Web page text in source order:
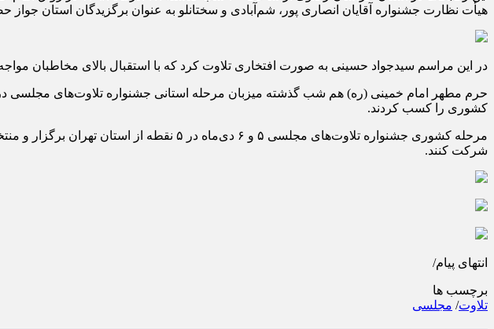
هیأت نظارت جشنواره آقایان انصاری پور، شم‌آبادی و سختانلو به عنوان برگزیدگان استان
در این مراسم سیدجواد حسینی به صورت افتخاری تلاوت کرد که با استقبال بالای مخاطبان
حرم مطهر امام خمینی (ره) هم شب گذشته میزبان مرحله استانی جشنواره تلاوت‌های مجلسی در
کشوری را کسب کردند.
شرکت کنند.
انتهای پیام/
برچسب ها
تلاوت‌/ مجلسی